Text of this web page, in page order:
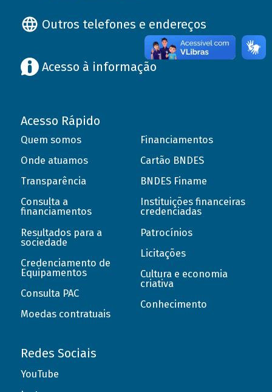
Outros telefones e endereços
Acesso à informação
Acesso Rápido
Quem somos
Onde atuamos
Transparência
Consulta a
financiamentos
Resultados para a
sociedade
Credenciamento de
Equipamentos
Consulta PAC
Moedas contratuais
Financiamentos
Cartão BNDES
BNDES Finame
Instituições financeiras
credenciadas
Patrocínios
Licitações
Cultura e economia
criativa
Conhecimento
Redes Sociais
YouTube